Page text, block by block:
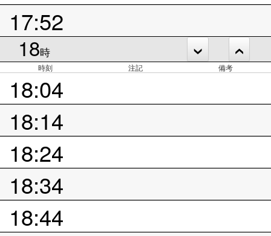
17:52
18時
時刻 注記 備考
18:04
18:14
18:24
18:34
18:44